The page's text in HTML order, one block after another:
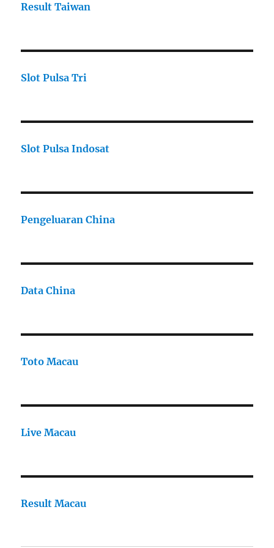
Result Taiwan
Slot Pulsa Tri
Slot Pulsa Indosat
Pengeluaran China
Data China
Toto Macau
Live Macau
Result Macau